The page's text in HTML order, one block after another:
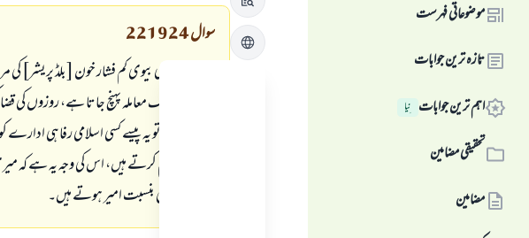
موضوعاتی فہرست
تازہ ترین جوابات
اہم ترین جوابات نِیا
تحقیقی مضامین
مضامین
سوال221924
سوال: میری بیوی کم فشار خون [بلڈ پریشر] کی
بے ہوشی تک معاملہ پہنچ جاتا ہے، روزوں کی
اگر ایسا ہے تو یہ پیسے کسی اسلامی رفاہی
کو امداد فراہم کرتے ہیں، اس کی وجہ یہ ہے
کے لوگوں کی بنسبت امیر ہوتے ہیں۔